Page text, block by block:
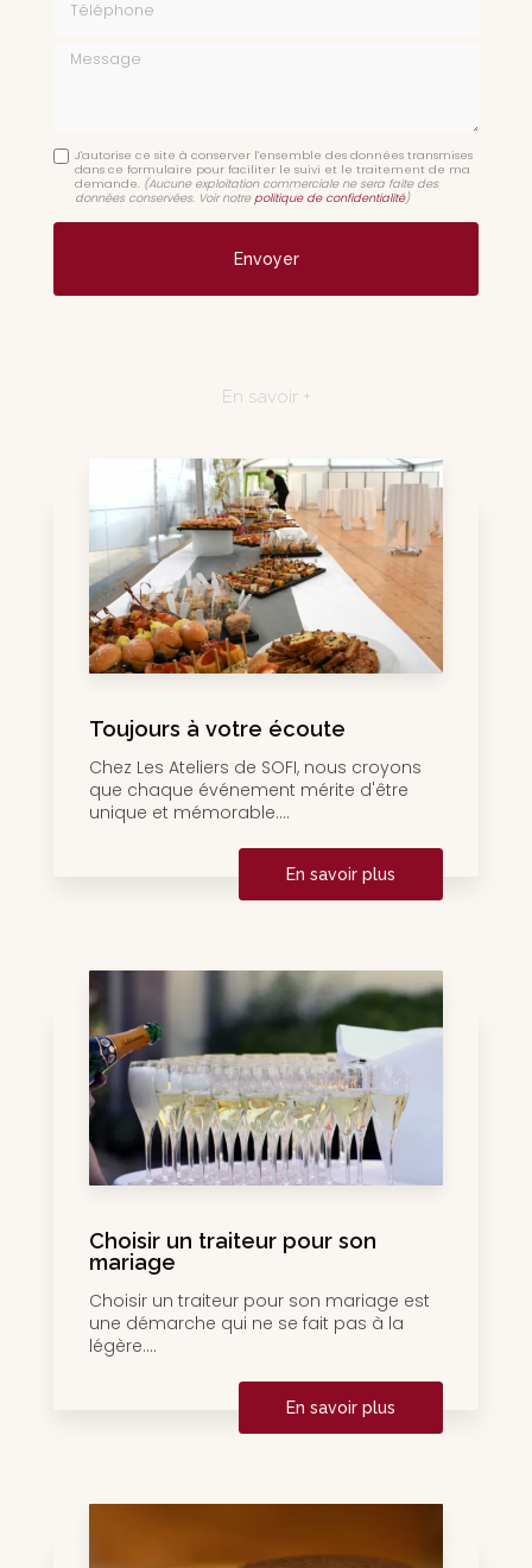
Message
J'autorise ce site à conserver l'ensemble des données transmises
dans ce formulaire pour faciliter le suivi et le traitement de ma
demande. (Aucune exploitation commerciale ne sera faite des
données conservées. Voir notre politique de confidentialité)
En savoir +
Toujours à votre écoute
Chez Les Ateliers de SOFI, nous croyons
que chaque événement mérite d'être
unique et mémorable....
En savoir plus
Choisir un traiteur pour son
mariage
Choisir un traiteur pour son mariage est
une démarche qui ne se fait pas à la
légère....
En savoir plus